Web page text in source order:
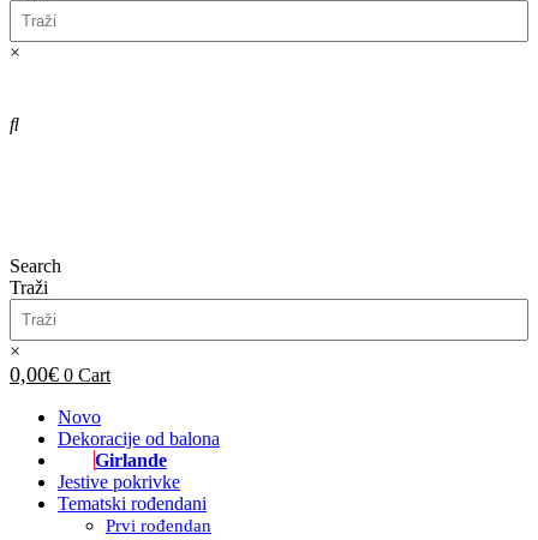
×
Search
Traži
×
0,00€ 0 Cart
Novo
Dekoracije od balona
Girlande
Jestive pokrivke
Tematski rođendani
Prvi rođendan